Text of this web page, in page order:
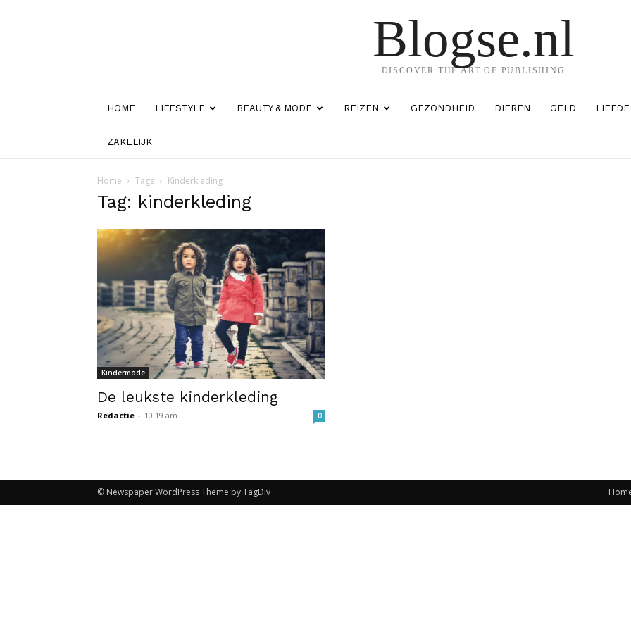
Blogse.nl
DISCOVER THE ART OF PUBLISHING
HOME LIFESTYLE BEAUTY & MODE REIZEN GEZONDHEID DIEREN GELD LIEFDE
ZAKELIJK
Home Tags Kinderkleding
Tag: kinderkleding
Kindermode
De leukste kinderkleding
Redactie - 10:19 am 0
© Newspaper WordPress Theme by TagDiv